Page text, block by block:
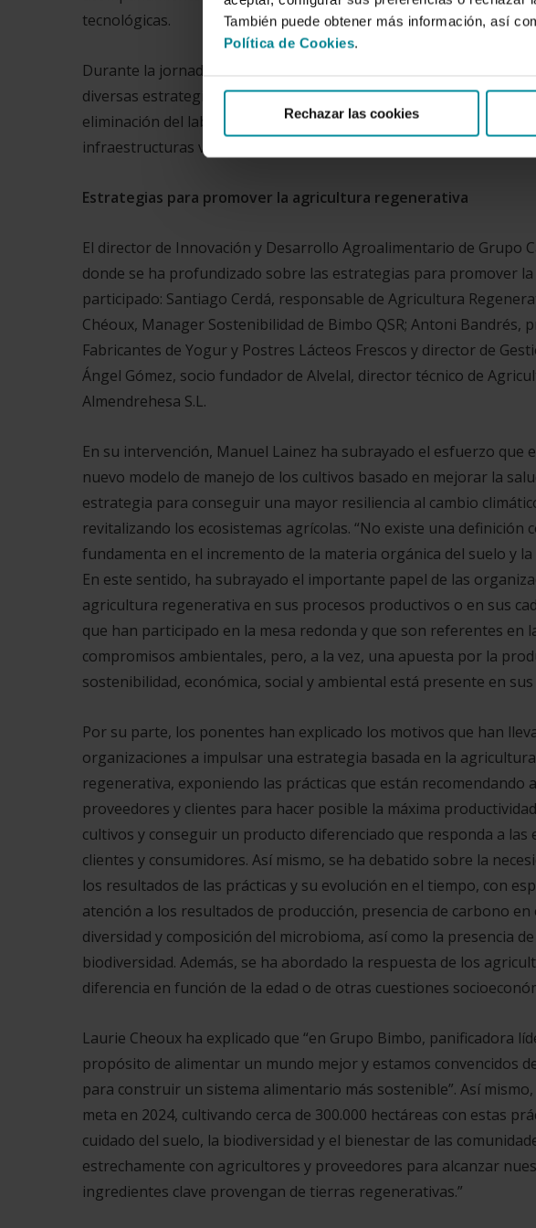
También puede obtener más información, así
Política de Cookies.
Rechazar las cookies
tecnológicas.
Durante la jornada se ha puesto en valor la agricultura
diversas estrategias que promueven potenciar los ecosistemas
eliminación del laboreo, el mantenimiento de coberturas
infraestructuras verdes, la diversificación de cultivos y la
Estrategias para promover la agricultura regenerativa
El director de Innovación y Desarrollo Agroalimentario de Grupo
donde se ha profundizado sobre las estrategias para promover
participado: Santiago Cerdá, responsable de Agricultura
Chéoux, Manager Sostenibilidad de Bimbo QSR; Antoni Bandrés,
Fabricantes de Yogur y Postres Lácteos Frescos y director de
Ángel Gómez, socio fundador de Alvelal, director técnico de
Almendrehesa S.L.
En su intervención, Manuel Lainez ha subrayado el esfuerzo
nuevo modelo de manejo de los cultivos basado en mejorar la
estrategia para conseguir una mayor resiliencia al cambio
revitalizando los ecosistemas agrícolas. “No existe una
fundamenta en el incremento de la materia orgánica del suelo y
En este sentido, ha subrayado el importante papel de las
agricultura regenerativa en sus procesos productivos o en sus
que han participado en la mesa redonda y que son referentes en
compromisos ambientales, pero, a la vez, una apuesta por la
sostenibilidad, económica, social y ambiental está presente en sus
Por su parte, los ponentes han explicado los motivos que han
organizaciones a impulsar una estrategia basada en la agricultura
regenerativa, exponiendo las prácticas que están recomendando
proveedores y clientes para hacer posible la máxima
cultivos y conseguir un producto diferenciado que responda a las
clientes y consumidores. Así mismo, se ha debatido sobre la
los resultados de las prácticas y su evolución en el tiempo, con
atención a los resultados de producción, presencia de carbono en
diversidad y composición del microbioma, así como la presencia de
biodiversidad. Además, se ha abordado la respuesta de los
diferencia en función de la edad o de otras cuestiones
Laurie Cheoux ha explicado que “en Grupo Bimbo, panificadora
propósito de alimentar un mundo mejor y estamos convencidos
para construir un sistema alimentario más sostenible”. Así
meta en 2024, cultivando cerca de 300.000 hectáreas con estas
cuidado del suelo, la biodiversidad y el bienestar de las
estrechamente con agricultores y proveedores para alcanzar
ingredientes clave provengan de tierras regenerativas.”